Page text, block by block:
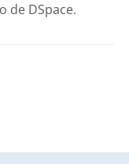
de DSpace.